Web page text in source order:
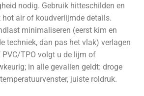
nodig. Gebruik hitteschilden en
air of koudverlijmde details.
minimaliseren (eerst kim en
techniek, dan pas het vlak) verlagen
PVC/TPO volgt u de lijm of
in alle gevallen geldt: droge
juiste rol­druk.